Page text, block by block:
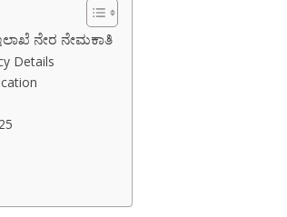
ನೇರ ನೇಮಕಾತಿ
Details